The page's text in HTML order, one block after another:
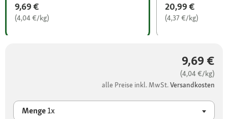
9,69 €
(4,04 €/kg)
20,99 €
(4,37 €/kg)
9,69 €
(4,04 €/kg)
alle Preise inkl. MwSt.Versandkosten
Menge1x